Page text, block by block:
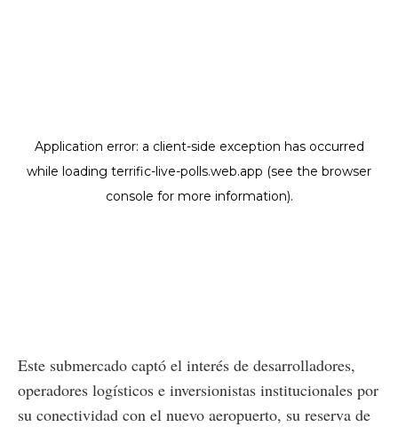
Este submercado captó el interés de desarrolladores,
operadores logísticos e inversionistas institucionales por
su conectividad con el nuevo aeropuerto, su reserva de